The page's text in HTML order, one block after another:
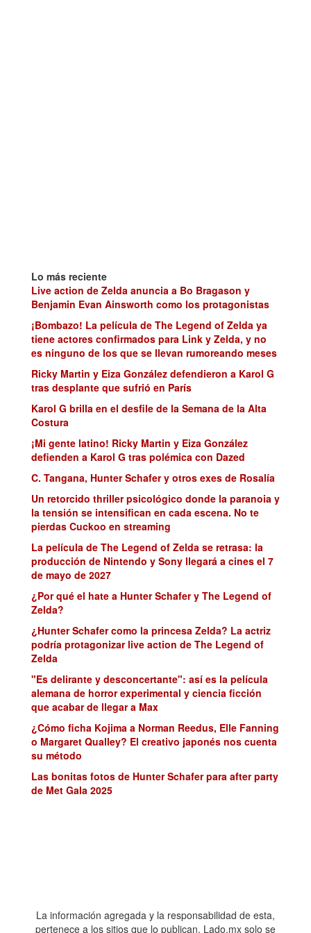
Lo más reciente
Live action de Zelda anuncia a Bo Bragason y
Benjamin Evan Ainsworth como los protagonistas
¡Bombazo! La película de The Legend of Zelda ya
tiene actores confirmados para Link y Zelda, y no
es ninguno de los que se llevan rumoreando meses
Ricky Martin y Eiza González defendieron a Karol G
tras desplante que sufrió en París
Karol G brilla en el desfile de la Semana de la Alta
Costura
¡Mi gente latino! Ricky Martin y Eiza González
defienden a Karol G tras polémica con Dazed
C. Tangana, Hunter Schafer y otros exes de Rosalía
Un retorcido thriller psicológico donde la paranoia y
la tensión se intensifican en cada escena. No te
pierdas Cuckoo en streaming
La película de The Legend of Zelda se retrasa: la
producción de Nintendo y Sony llegará a cines el 7
de mayo de 2027
¿Por qué el hate a Hunter Schafer y The Legend of
Zelda?
¿Hunter Schafer como la princesa Zelda? La actriz
podría protagonizar live action de The Legend of
Zelda
"Es delirante y desconcertante": así es la película
alemana de horror experimental y ciencia ficción
que acabar de llegar a Max
¿Cómo ficha Kojima a Norman Reedus, Elle Fanning
o Margaret Qualley? El creativo japonés nos cuenta
su método
Las bonitas fotos de Hunter Schafer para after party
de Met Gala 2025
La información agregada y la responsabilidad de esta,
pertenece a los sitios que lo publican. Lado.mx solo se